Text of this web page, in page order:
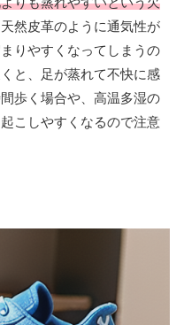
然皮革のように通気性が
りやすくなってしまうの
と、足が蒸れて不快に感
歩く場合や、高温多湿の
こしやすくなるので注意